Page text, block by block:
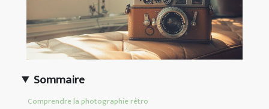
Sommaire
Comprendre la photographie rétro